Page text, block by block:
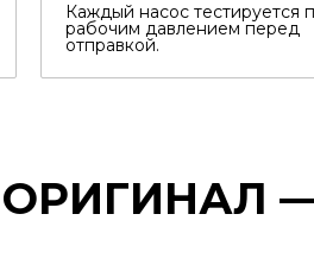
Каждый насос тестируется
рабочим давлением перед
отправкой.